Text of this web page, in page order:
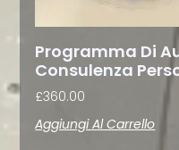
Programma Di
Consulenza
£360.00
Aggiungi Al Carrello